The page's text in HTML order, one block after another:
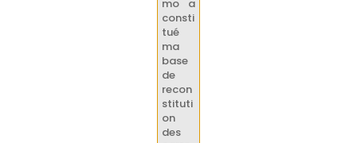
mo a
consti
tué
ma
base
de
recon
stituti
on
des